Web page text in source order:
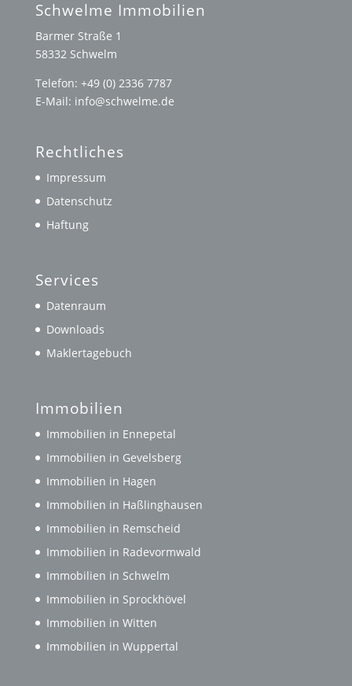
Schwelme Immobilien
Barmer Straße 1
58332 Schwelm
Telefon: +49 (0) 2336 7787
E-Mail: info@schwelme.de
Rechtliches
Impressum
Datenschutz
Haftung
Services
Datenraum
Downloads
Maklertagebuch
Immobilien
Immobilien in Ennepetal
Immobilien in Gevelsberg
Immobilien in Hagen
Immobilien in Haßlinghausen
Immobilien in Remscheid
Immobilien in Radevormwald
Immobilien in Schwelm
Immobilien in Sprockhövel
Immobilien in Witten
Immobilien in Wuppertal